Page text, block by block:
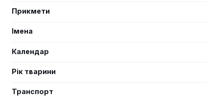
Прикмети
Імена
Календар
Рік тварини
Транспорт